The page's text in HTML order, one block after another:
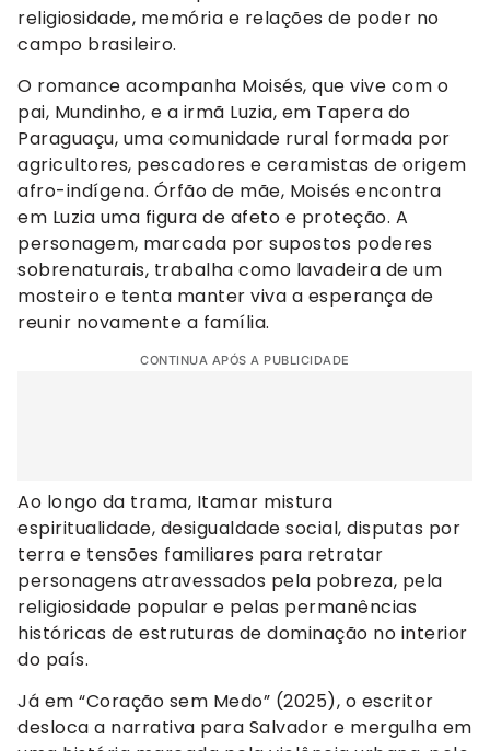
religiosidade, memória e relações de poder no
campo brasileiro.
O romance acompanha Moisés, que vive com o
pai, Mundinho, e a irmã Luzia, em Tapera do
Paraguaçu, uma comunidade rural formada por
agricultores, pescadores e ceramistas de origem
afro-indígena. Órfão de mãe, Moisés encontra
em Luzia uma figura de afeto e proteção. A
personagem, marcada por supostos poderes
sobrenaturais, trabalha como lavadeira de um
mosteiro e tenta manter viva a esperança de
reunir novamente a família.
CONTINUA APÓS A PUBLICIDADE
Ao longo da trama, Itamar mistura
espiritualidade, desigualdade social, disputas por
terra e tensões familiares para retratar
personagens atravessados pela pobreza, pela
religiosidade popular e pelas permanências
históricas de estruturas de dominação no interior
do país.
Já em “Coração sem Medo” (2025), o escritor
desloca a narrativa para Salvador e mergulha em